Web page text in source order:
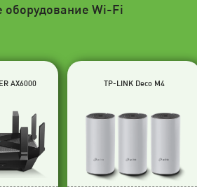
Wi-Fi
AX6000 TP-LINK Deco M4